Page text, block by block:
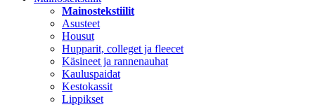
Mainostekstiilit
Asusteet
Housut
Hupparit, colleget ja fleecet
Käsineet ja rannenauhat
Kauluspaidat
Kestokassit
Lippikset